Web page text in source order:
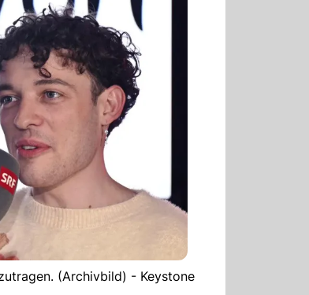
(Archivbild) - Keystone